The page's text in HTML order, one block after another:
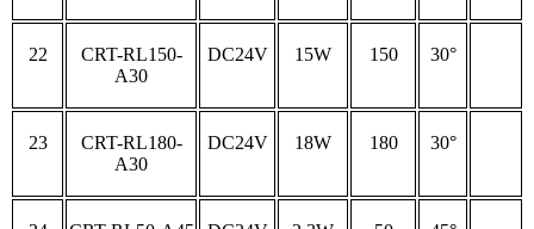
22
CRT-RL150-
A30
DC24V 15W 150 30°
23
CRT-RL180-
A30
DC24V 18W 180 30°